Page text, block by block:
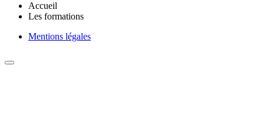
Accueil
Les formations
Mentions légales